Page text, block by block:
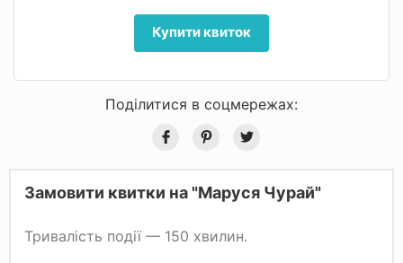
Купити квиток
Поділитися в соцмережах:
Замовити квитки на "Маруся Чурай"
Тривалість події — 150 хвилин.